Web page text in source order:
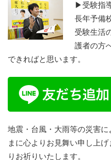
▶受験指
長年予備
受験生活
護者の方
できればと思います。
地震・台風・大雨等の災害
まに心よりお見舞い申し上
りお祈りいたします。